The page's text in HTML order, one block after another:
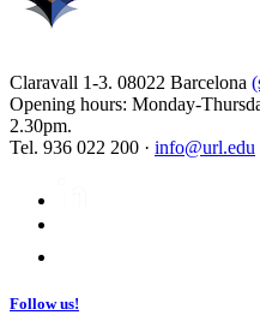
Claravall 1-3. 08022 Barcelona
Opening hours: Monday-
2.30pm.
Tel. 936 022 200 · info@url.edu
Follow us!